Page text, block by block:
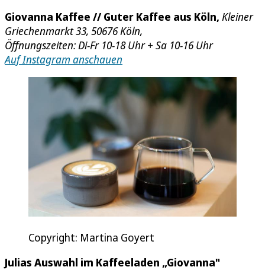
Giovanna Kaffee // Guter Kaffee aus Köln, Kleiner
Griechenmarkt 33, 50676 Köln,
Öffnungszeiten: Di-Fr 10-18 Uhr + Sa 10-16 Uhr
Auf Instagram anschauen
Copyright: Martina Goyert
Julias Auswahl im Kaffeeladen „Giovanna"